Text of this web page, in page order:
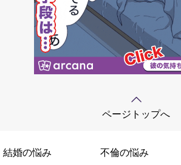
ページトップへ
結婚の悩み 不倫の悩み